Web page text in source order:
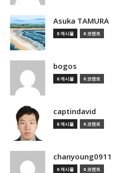
Asuka TAMURA
0 게시물 0 코멘트
bogos
0 게시물 0 코멘트
captindavid
0 게시물 0 코멘트
chanyoung0911
0 게시물 0 코멘트